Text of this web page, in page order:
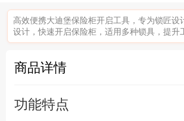
高效便携大迪堡保险柜开启工具，专为锁匠设
设计，快速开启保险柜，适用多种锁具，提升
商品详情
功能特点